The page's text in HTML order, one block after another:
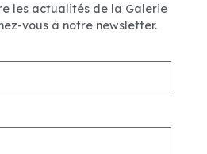
les actualités de la Galerie
vous à notre newsletter.